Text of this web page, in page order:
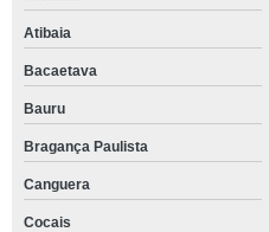
Atibaia
Bacaetava
Bauru
Bragança Paulista
Canguera
Cocais